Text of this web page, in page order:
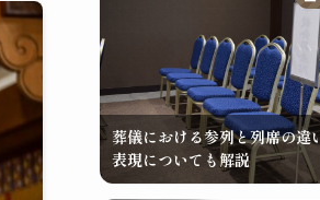
葬儀における参列と列席の違
表現についても解説